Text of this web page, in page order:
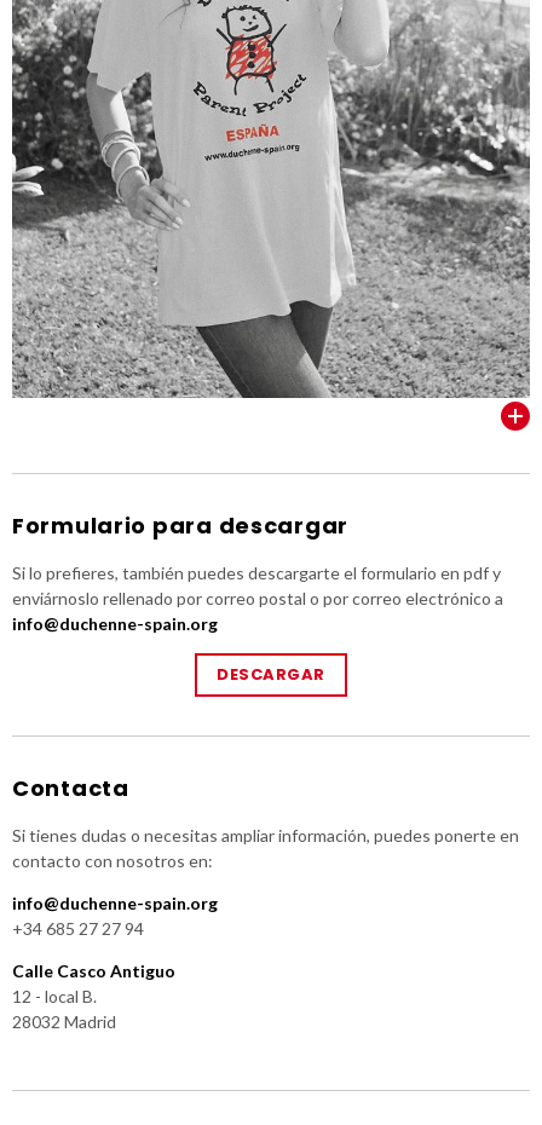
Formulario para descargar
Si lo prefieres, también puedes descargarte el formulario en pdf y
enviárnoslo rellenado por correo postal o por correo electrónico a
info@duchenne-spain.org
DESCARGAR
Contacta
Si tienes dudas o necesitas ampliar información, puedes ponerte en
contacto con nosotros en:
info@duchenne-spain.org
+34 685 27 27 94
Calle Casco Antiguo
12 - local B.
28032 Madrid